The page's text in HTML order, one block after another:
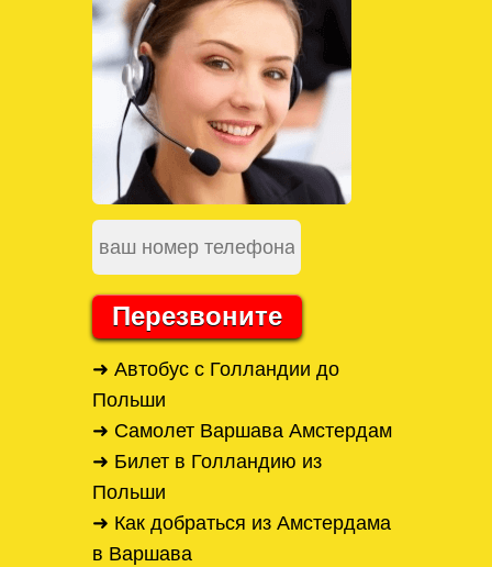
Перезвоните
➜ Автобус с Голландии до
Польши
➜ Самолет Варшава Амстердам
➜ Билет в Голландию из
Польши
➜ Как добраться из Амстердама
в Варшава